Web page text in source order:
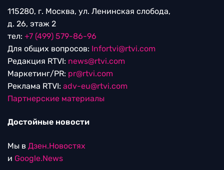
115280, г. Москва, ул. Ленинская слобода,
д. 26, этаж 2
тел: +7 (499) 579-86-96
Для общих вопросов: Infortvi@rtvi.com
Редакция RTVI: news@rtvi.com
Маркетинг/PR: pr@rtvi.com
Реклама RTVI: adv-eu@rtvi.com
Партнерские материалы
Достойные новости
Мы в Дзен.Новостях
и Google.News